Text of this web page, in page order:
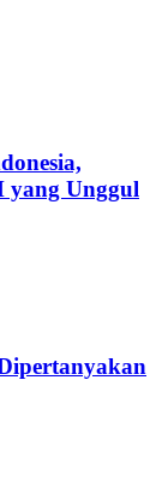
yang Unggul